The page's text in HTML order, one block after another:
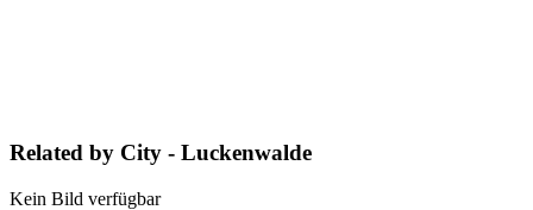
Related by City - Luckenwalde
Kein Bild verfügbar